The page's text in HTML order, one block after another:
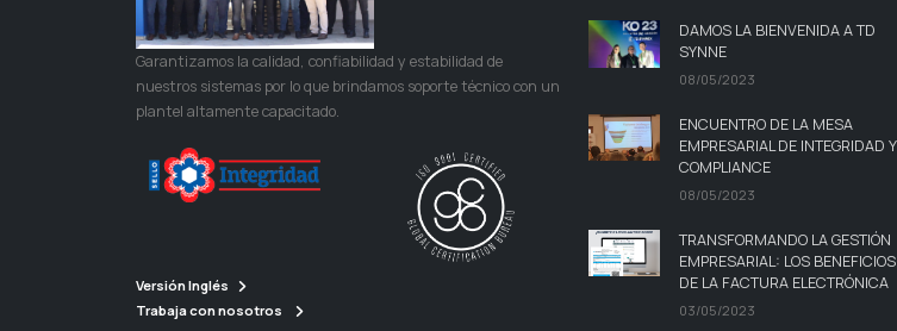
Garantizamos la calidad, confiabilidad y estabilidad de
nuestros sistemas por lo que brindamos soporte técnico con un
plantel altamente capacitado.
Versión Inglés
Trabaja con nosotros
DAMOS LA BIENVENIDA A TD
SYNNE
08/05/2023
ENCUENTRO DE LA MESA
EMPRESARIAL DE INTEGRIDAD Y
COMPLIANCE
08/05/2023
TRANSFORMANDO LA GESTIÓN
EMPRESARIAL: LOS BENEFICIOS
DE LA FACTURA ELECTRÓNICA
03/05/2023